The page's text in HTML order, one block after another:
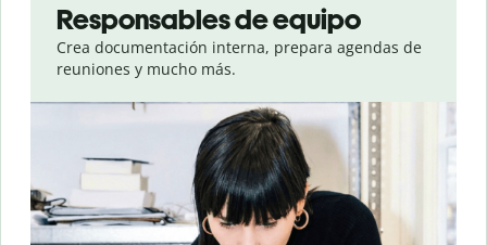
Responsables de equipo
Crea documentación interna, prepara agendas de
reuniones y mucho más.